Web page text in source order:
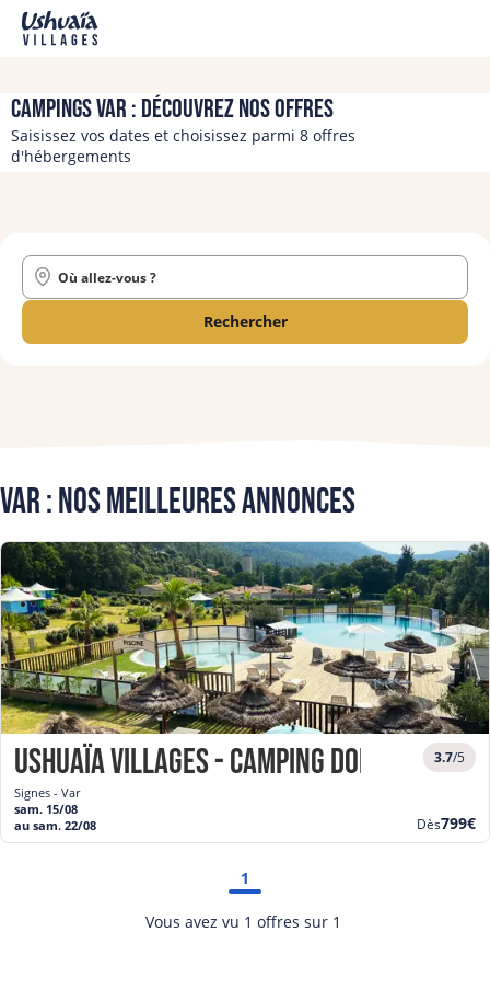
Campings Var : découvrez nos offres
Saisissez vos dates et choisissez parmi 8 offres
d'hébergements
Où allez-vous ?
Rechercher
Var : Nos meilleures annonces
Ushuaïa Villages - Camping Domaine
Signes - Var
3.7/5
sam. 15/08
au sam. 22/08
Dès
prix
799€
1
Vous avez vu 1 offres sur 1